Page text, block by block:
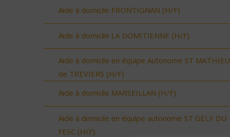
Aide à domicile FRONTIGNAN (H/F)
Aide à domicile LA DOMITIENNE (H/F)
Aide à domicile en équipe Autonome ST MATHIEU
de TREVIERS (H/F)
Aide à domicile MARSEILLAN (H/F)
Aide à domicile en équipe autonome ST GELY DU
FESC (H/F)